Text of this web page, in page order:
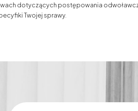
dotyczących postępowania
Twojej sprawy.